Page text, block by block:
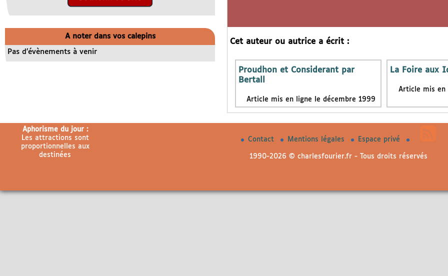
Cet auteur ou autrice a écrit :
Proudhon et Considerant par
Bertall
Article mis en ligne le décembre 1999
La Foire aux
Article mis en
A noter dans vos calepins
Pas d’évènements à venir
Aphorisme du jour :
Les attractions sont
proportionnelles aux
destinées
Contact Mentions légales Espace privé
1990-2026 © charlesfourier.fr - Tous droits réservés